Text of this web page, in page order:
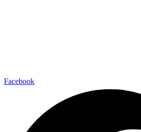
Facebook